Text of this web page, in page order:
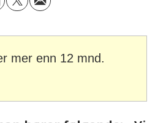
mer enn 12 mnd.